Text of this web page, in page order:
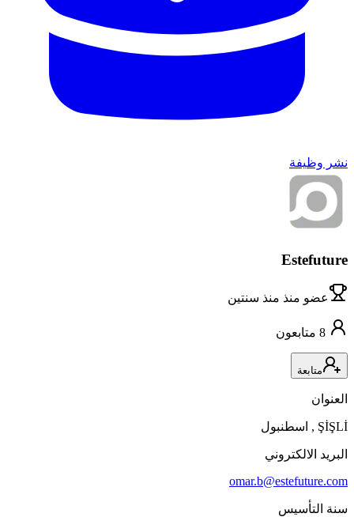
نشر وظيفة
Estefuture
عضو منذ منذ سنتين
8 متابعون
متابعة
العنوان
ŞİŞLİ
, اسطنبول
البريد الالكتروني
omar.b@estefuture.com
سنة التأسيس